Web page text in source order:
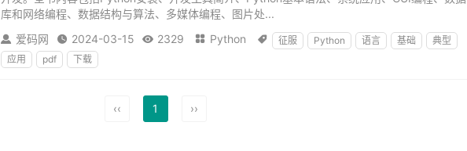
库和网络编程、数据结构与算法、多媒体编程、图片处...
 爱码网  2024-03-15  2329  Python  征服 Python 语言 基础
典型
应用
pdf 下载
‹‹ 1 ››